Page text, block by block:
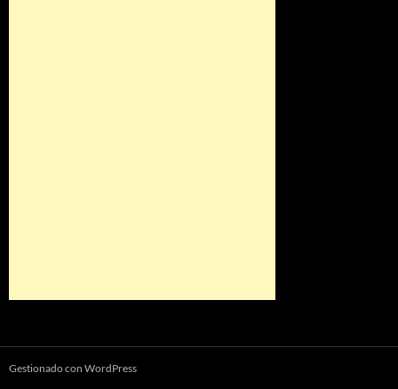
Gestionado con WordPress